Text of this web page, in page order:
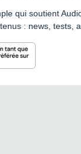
qui soutient
: news, tests,